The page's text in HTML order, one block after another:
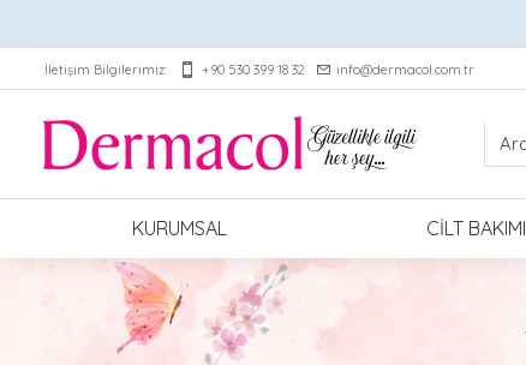
İletişim Bilgilerimiz: +90 530 399 18 32 info@dermacol.com.tr
KURUMSAL CILT BAKIMI